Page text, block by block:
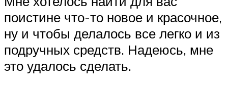
поистине что-то новое и красочное,
ну и чтобы делалось все легко и из
подручных средств. Надеюсь, мне
это удалось сделать.